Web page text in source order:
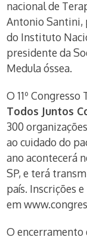
nacional de
Antonio Santini,
do Instituto
presidente da
Medula óssea.
O 11º Congresso
Todos Juntos
300
ao cuidado do
ano acontecerá
SP, e terá
país. Inscrições
em
O encerramento